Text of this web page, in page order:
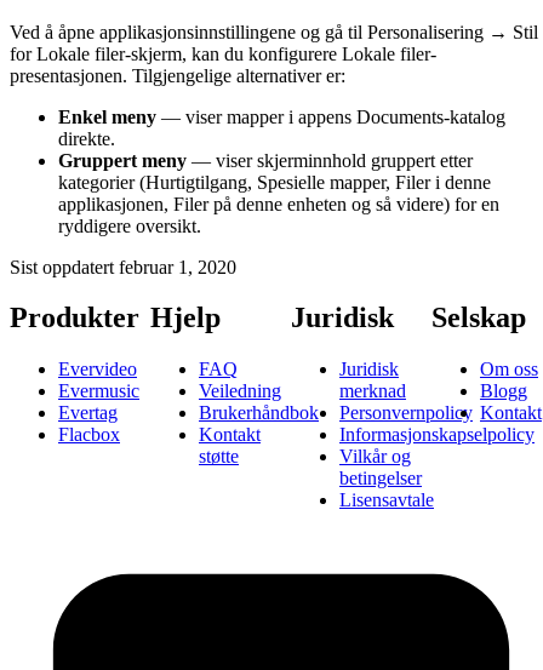
Ved å åpne applikasjonsinnstillingene og gå til Personalisering → Stil
for Lokale filer-skjerm, kan du konfigurere Lokale filer-
presentasjonen. Tilgjengelige alternativer er:
Enkel meny — viser mapper i appens Documents-katalog
direkte.
Gruppert meny — viser skjerminnhold gruppert etter
kategorier (Hurtigtilgang, Spesielle mapper, Filer i denne
applikasjonen, Filer på denne enheten og så videre) for en
ryddigere oversikt.
Sist oppdatert februar 1, 2020
Produkter
Evervideo
Evermusic
Evertag
Flacbox
Hjelp
FAQ
Veiledning
Brukerhåndbok
Kontakt
støtte
Juridisk
Juridisk
merknad
Personvernpolicy
Informasjonskapselpolicy
Vilkår og
betingelser
Lisensavtale
Selskap
Om oss
Blogg
Kontakt